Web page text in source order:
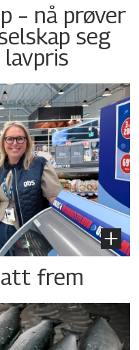
– nå prøver
seg
frem